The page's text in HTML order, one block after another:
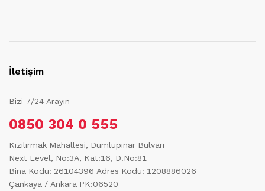
İletişim
Bizi 7/24 Arayın
0850 304 0 555
Kızılırmak Mahallesi, Dumlupınar Bulvarı
Next Level, No:3A, Kat:16, D.No:81
Bina Kodu: 26104396 Adres Kodu: 1208886026
Çankaya / Ankara PK:06520